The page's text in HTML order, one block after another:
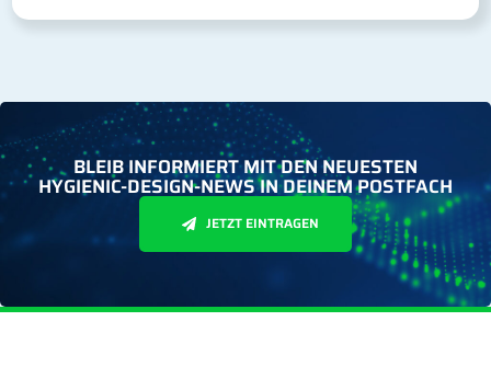
BLEIB INFORMIERT MIT DEN NEUESTEN
HYGIENIC-DESIGN-NEWS IN DEINEM POSTFACH
JETZT EINTRAGEN